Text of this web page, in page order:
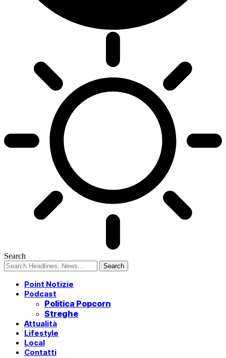
Search
Point Notizie
Podcast
Politica Popcorn
Streghe
Attualità
Lifestyle
Local
Contatti